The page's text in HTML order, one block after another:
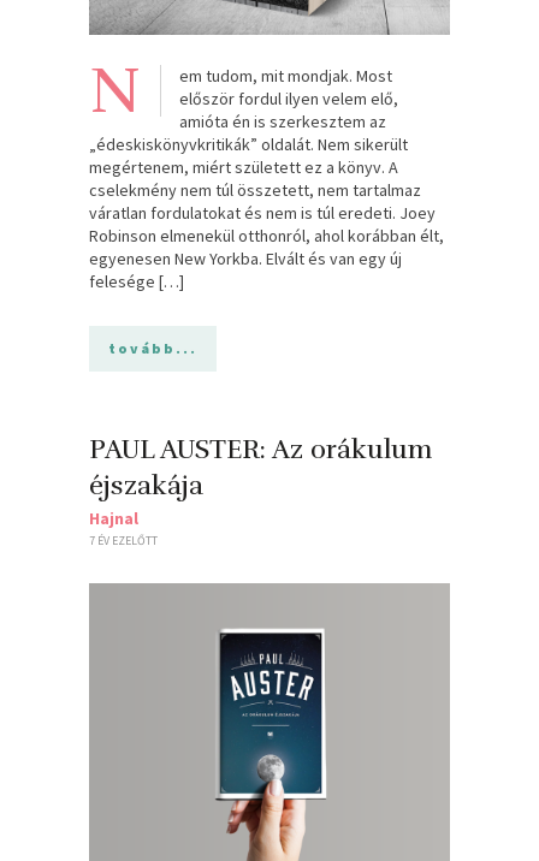
N
em tudom, mit mondjak. Most
először fordul ilyen velem elő,
amióta én is szerkesztem az
„édeskiskönyvkritikák” oldalát. Nem sikerült
megértenem, miért született ez a könyv. A
cselekmény nem túl összetett, nem tartalmaz
váratlan fordulatokat és nem is túl eredeti. Joey
Robinson elmenekül otthonról, ahol korábban élt,
egyenesen New Yorkba. Elvált és van egy új
felesége […]
tovább...
PAUL AUSTER: Az orákulum
éjszakája
Hajnal
7 ÉV EZELŐTT